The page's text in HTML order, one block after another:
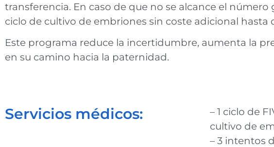
transferencia. En caso de que no se alcance el
ciclo de cultivo de embriones sin coste adicional hasta
Este programa reduce la incertidumbre, aumenta la
en su camino hacia la paternidad.
Servicios médicos:
– 1 ciclo de
cultivo de
– 3 intentos